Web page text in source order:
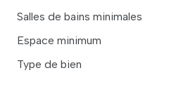
Salles de bains minimales
Espace minimum
Type de bien